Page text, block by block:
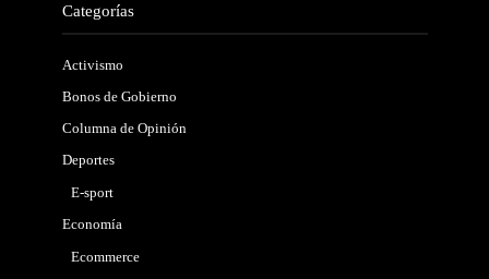
Categorías
Activismo
Bonos de Gobierno
Columna de Opinión
Deportes
E-sport
Economía
Ecommerce